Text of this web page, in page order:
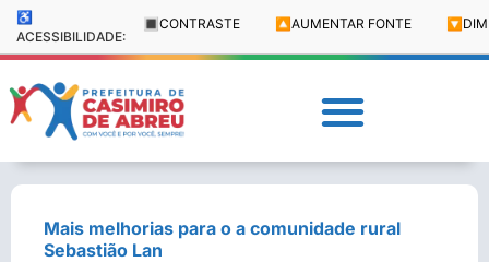
♿
ACESSIBILIDADE:
🔳 CONTRASTE 🔼 AUMENTAR FONTE 🔽
Mais melhorias para o a comunidade rural
Sebastião Lan